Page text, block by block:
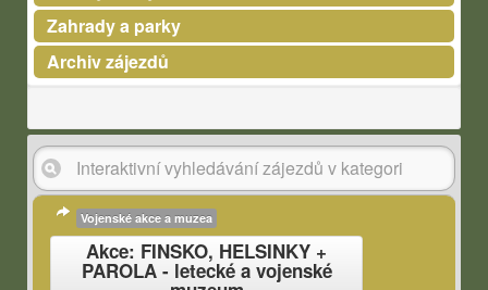
Zahrady a parky
Archiv zájezdů
Vojenské akce a muzea
Akce: FINSKO, HELSINKY +
PAROLA - letecké a vojenské